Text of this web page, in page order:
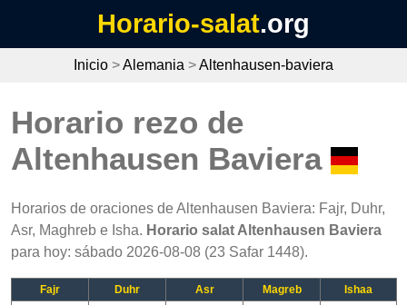
Horario-salat.org
Inicio >Alemania >Altenhausen-baviera
Horario rezo de
Altenhausen Baviera
Horarios de oraciones de Altenhausen Baviera: Fajr, Duhr,
Asr, Maghreb e Isha. Horario salat Altenhausen Baviera
para hoy: sábado 2026-08-08 (23 Safar 1448).
Fajr Duhr Asr Magreb
Ishaa